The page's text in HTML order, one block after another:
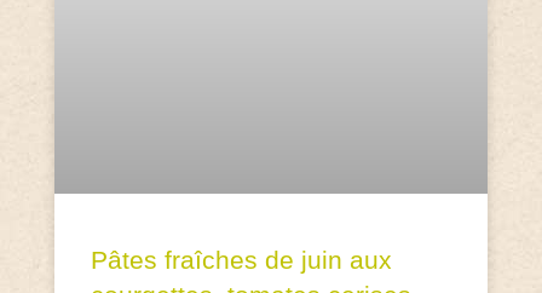
Pâtes fraîches de juin aux